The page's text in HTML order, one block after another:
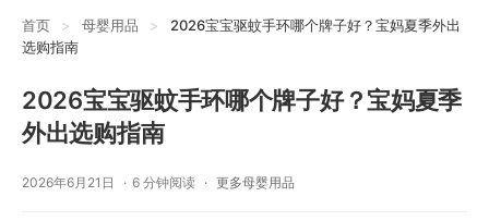
首页 > 母婴用品 >
2026宝宝驱蚊手环哪个牌子好？宝妈夏季外出
选购指南
2026宝宝驱蚊手环哪个牌子好？宝妈夏季
外出选购指南
2026年6月21日 6 分钟阅读 更多母婴用品